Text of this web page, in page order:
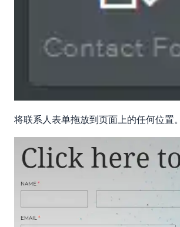
将联系人表单拖放到页面上的任何位置。